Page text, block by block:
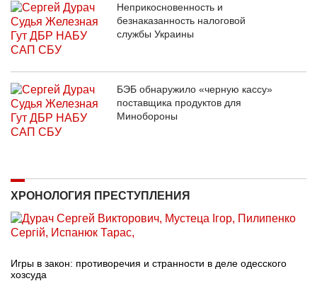
Неприкосновенность и
безнаказанность налоговой
службы Украины
БЭБ обнаружило «черную кассу»
поставщика продуктов для
Минобороны
ХРОНОЛОГИЯ ПРЕСТУПЛЕНИЯ
Игры в закон: противоречия и странности в деле одесского
хозсуда